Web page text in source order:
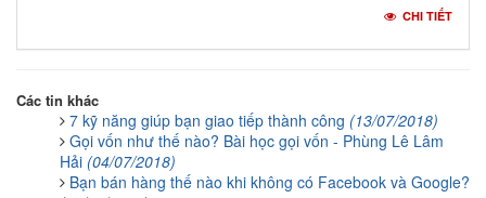
CHI TIẾT
Các tin khác
7 kỹ năng giúp bạn giao tiếp thành công (13/07/2018)
Gọi vốn như thế nào? Bài học gọi vốn - Phùng Lê Lâm
Hải (04/07/2018)
Bạn bán hàng thế nào khi không có Facebook và Google?